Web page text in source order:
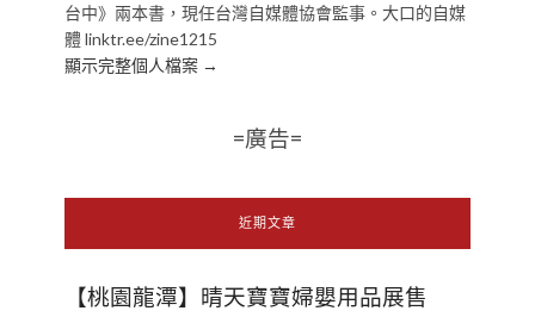
台中》兩本書，現任台灣自媒體協會監事。大口的自媒
體 linktr.ee/zine1215
顯示完整個人檔案 →
=廣告=
近期文章
【桃園龍潭】晴天寶寶婦嬰用品展售